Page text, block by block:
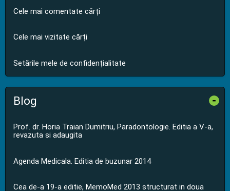
Cele mai comentate cărți
Cele mai vizitate cărți
Setările mele de confidențialitate
Blog -
Prof. dr. Horia Traian Dumitriu, Paradontologie. Editia a V-a,
revazuta si adaugita
Agenda Medicala. Editia de buzunar 2014
Cea de-a 19-a editie, MemoMed 2013 structurat in doua